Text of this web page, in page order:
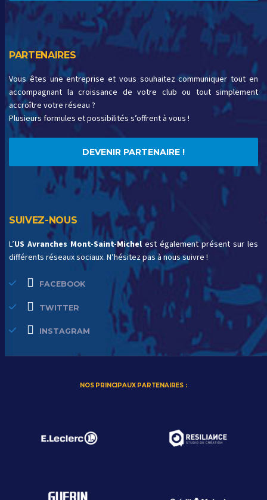
PARTENAIRES
Vous êtes une entreprise et vous souhaitez communiquer tout en
accompagnant la croissance de votre club ou tout simplement
accroître votre réseau ?
Plusieurs formules et possibilités s’offrent à vous !
DEVENIR PARTENAIRE !
SUIVEZ-NOUS
L’US Avranches Mont-Saint-Michel est également présent sur les
différents réseaux sociaux. N’hésitez pas à nous suivre !
FACEBOOK
TWITTER
INSTAGRAM
NOS PRINCIPAUX PARTENAIRES :